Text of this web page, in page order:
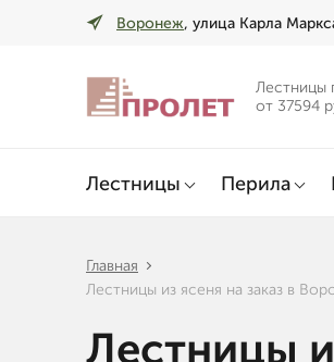
Воронеж, улица Карла
Лестницы
от 37594
Лестницы Перила
Главная
Лестницы из ясеня на заказ в
Лестницы